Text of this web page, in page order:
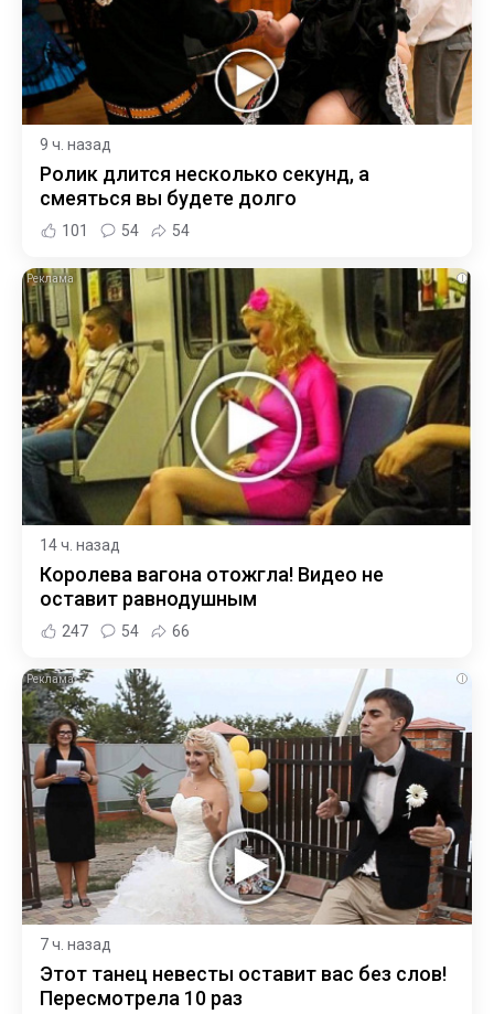
9 ч. назад
Ролик длится несколько секунд, а
смеяться вы будете долго
101 54 54
i
14 ч. назад
Королева вагона отожгла! Видео не
оставит равнодушным
247 54 66
i
7 ч. назад
Этот танец невесты оставит вас без слов!
Пересмотрела 10 раз